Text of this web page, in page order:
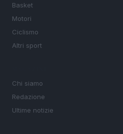
Basket
Motori
Ciclismo
Altri sport
Chi siamo
Redazione
Ultime notizie